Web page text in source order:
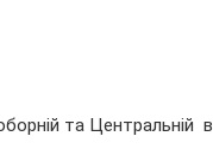
та Центральній в